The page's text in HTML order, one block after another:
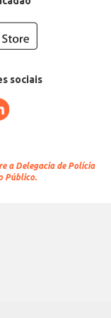
sociais
a Delegacia de Polícia
Público.